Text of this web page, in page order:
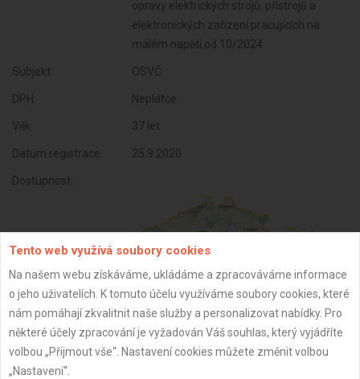
opravy elektrických strojů, přístrojů a
elektronických zařízení pracujících na
malém napětí od 10/2024
Subjekt: OSVČ
DPH: Neplátce
Věk: 37 let
Datum registrace: 25.9.2020
Dostupnost:
ZPĚT
Tento web využívá soubory cookies
Na našem webu získáváme, ukládáme a zpracováváme informace
o jeho uživatelích. K tomuto účelu využíváme soubory cookies, které
nám pomáhají zkvalitnit naše služby a personalizovat nabídky. Pro
některé účely zpracování je vyžadován Váš souhlas, který vyjádříte
volbou „Přijmout vše“. Nastavení cookies můžete změnit volbou
„Nastavení“.